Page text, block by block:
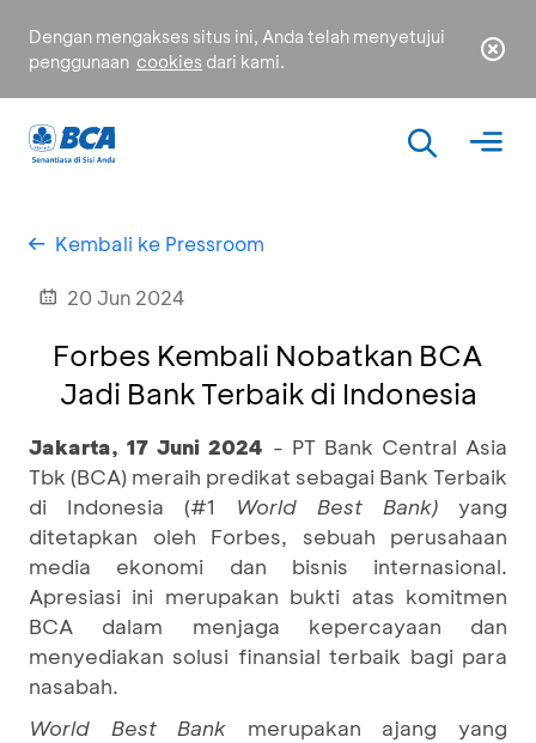
Dengan mengakses situs ini, Anda telah menyetujui
penggunaan cookies dari kami.
Kembali ke Pressroom
20 Jun 2024
Forbes Kembali Nobatkan BCA
Jadi Bank Terbaik di Indonesia
Jakarta, 17 Juni 2024 - PT Bank Central Asia
Tbk (BCA) meraih predikat sebagai Bank Terbaik
di Indonesia (#1 World Best Bank) yang
ditetapkan oleh Forbes, sebuah perusahaan
media ekonomi dan bisnis internasional.
Apresiasi ini merupakan bukti atas komitmen
BCA dalam menjaga kepercayaan dan
menyediakan solusi finansial terbaik bagi para
nasabah.
World Best Bank merupakan ajang yang